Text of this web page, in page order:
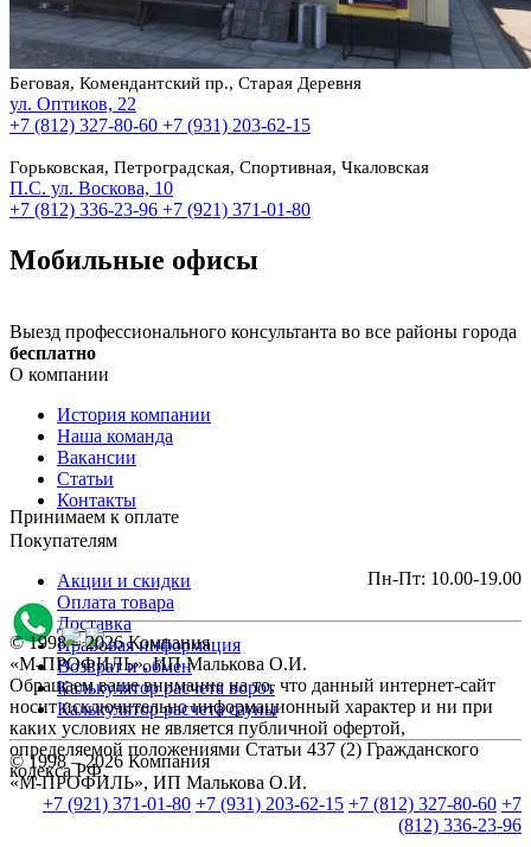
Беговая, Комендантский пр., Старая Деревня
ул. Оптиков, 22
+7 (812) 327-80-60 +7 (931) 203-62-15
Горьковская, Петроградская, Спортивная, Чкаловская
П.С. ул. Воскова, 10
+7 (812) 336-23-96 +7 (921) 371-01-80
Мобильные офисы
Выезд профессионального консультанта во все районы города
бесплатно
О компании
История компании
Наша команда
Вакансии
Статьи
Контакты
Покупателям
Акции и скидки
Оплата товара
Доставка
Правовая информация
Возврат и обмен
Калькулятор расчета ворот
Калькулятор расчета сауны
© 1998 – 2026 Компания
«М-ПРОФИЛЬ», ИП Малькова О.И.
+7 (921) 371-01-80 +7 (931) 203-62-15 +7 (812) 327-80-60 +7
(812) 336-23-96
Принимаем к оплате
Пн-Пт: 10.00-19.00
© 1998 – 2026 Компания
«М-ПРОФИЛЬ», ИП Малькова О.И.
Обращаем ваше внимание на то, что данный интернет-сайт
носит исключительно информационный характер и ни при
каких условиях не является публичной офертой,
определяемой положениями Статьи 437 (2) Гражданского
кодекса РФ.